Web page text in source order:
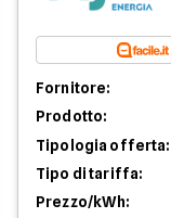
Fornitore:
Prodotto:
Tipologia offerta:
Tipo di tariffa:
Prezzo/kWh: